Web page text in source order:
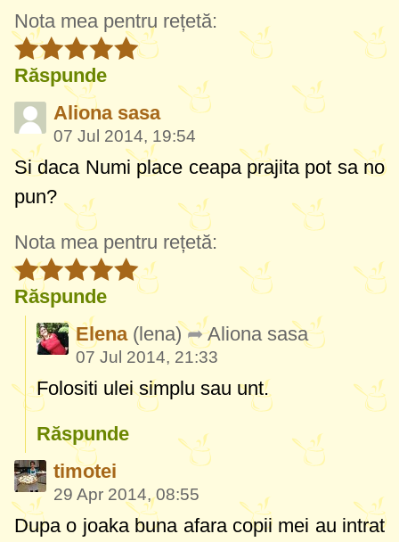
Nota mea pentru rețetă:
Răspunde
Aliona sasa
07 Jul 2014, 19:54
Si daca Numi place ceapa prajita pot sa no
pun?
Nota mea pentru rețetă:
Răspunde
Elena (lena) Aliona sasa
07 Jul 2014, 21:33
Folositi ulei simplu sau unt.
Răspunde
timotei
29 Apr 2014, 08:55
Dupa o joaka buna afara copii mei au intrat